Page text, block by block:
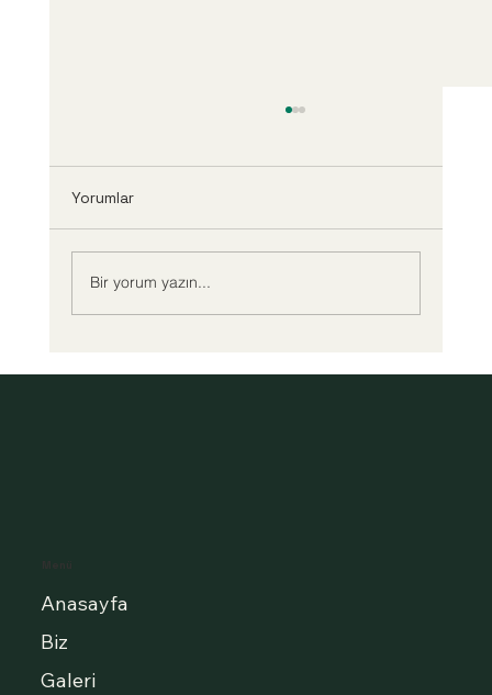
Yorumlar
Bir yorum yazın...
Anasayfa
Biz
Galeri